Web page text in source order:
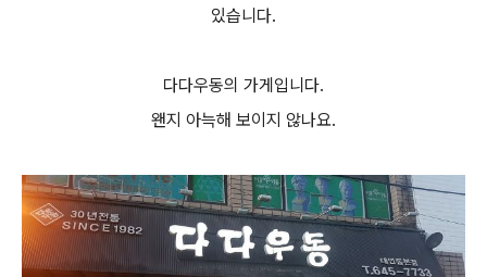
있습니다.
다다우동의 가게입니다.
왠지 아늑해 보이지 않나요.